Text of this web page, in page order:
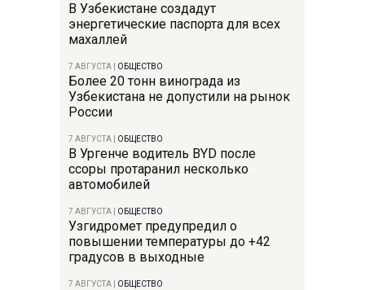
В Узбекистане создадут
энергетические паспорта для всех
махаллей
7 АВГУСТА ОБЩЕСТВО
Более 20 тонн винограда из
Узбекистана не допустили на рынок
России
7 АВГУСТА ОБЩЕСТВО
В Ургенче водитель BYD после
ссоры протаранил несколько
автомобилей
7 АВГУСТА ОБЩЕСТВО
Узгидромет предупредил о
повышении температуры до +42
градусов в выходные
7 АВГУСТА ОБЩЕСТВО